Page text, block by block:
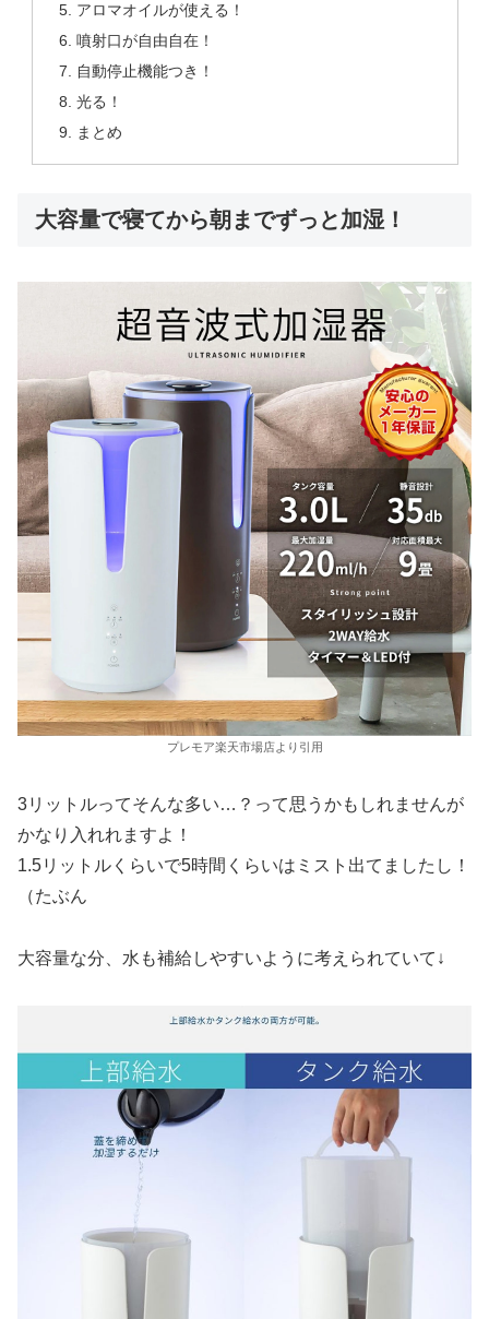
アロマオイルが使える！
噴射口が自由自在！
自動停止機能つき！
光る！
まとめ
大容量で寝てから朝までずっと加湿！
プレモア楽天市場店より引用
3リットルってそんな多い…？って思うかもしれませんが
かなり入れれますよ！
1.5リットルくらいで5時間くらいはミスト出てましたし！
（たぶん
大容量な分、水も補給しやすいように考えられていて↓